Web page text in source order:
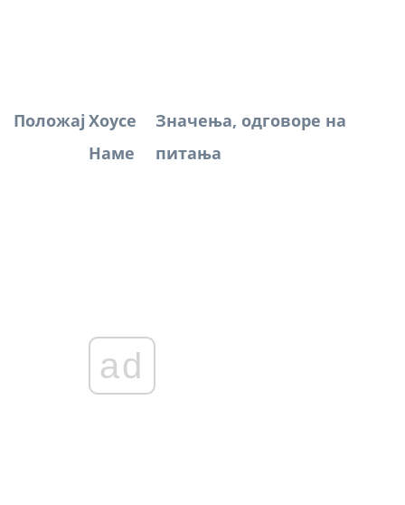
Положај Хоусе
Наме
ad
Значења, одговоре на
питања